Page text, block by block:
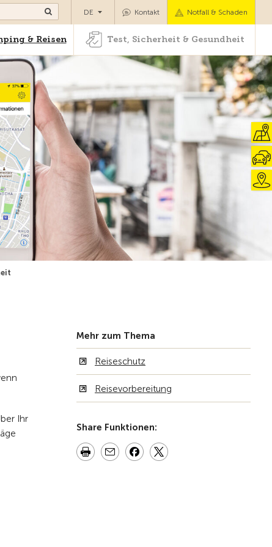
Camping & Reisen Test, Sicherheit & Gesundheit
Kontakt Notfall & Schaden
DE
& Reisen Test, Sicherheit & Gesundheit
Ihr
Mehr zum Thema
Reiseschutz
Reisevorbereitung
Share Funktionen: